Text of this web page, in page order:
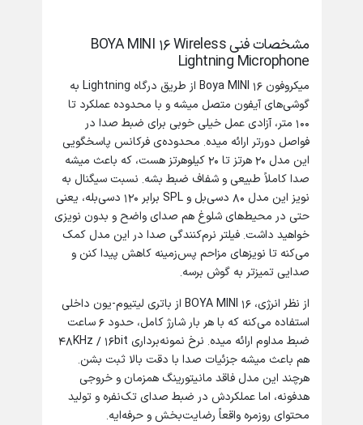
مشخصات فنی BOYA MINI 16 Wireless
Lightning Microphone
میکروفون Boya MINI 16 از طریق درگاه Lightning به
گوشی‌های آیفون متصل میشه و با محدوده عملکرد تا
۱۰۰ متر، آزادی عمل خیلی خوبی برای ضبط صدا در
فواصل دورتر ارائه میده. محدوده‌ی فرکانس پاسخگویی
این مدل ۲۰ هرتز تا ۲۰ کیلوهرتز هست، که باعث میشه
صدا کاملاً طبیعی و شفاف ضبط بشه. نسبت سیگنال به
نویز این مدل ۸۰ دسی‌بل و SPL برابر ۱۲۰ دسی‌بله، یعنی
حتی در محیط‌های شلوغ هم صدای واضح و بدون نویزی
خواهید داشت. فیلتر نرم‌کنندگی صدا در این مدل کمک
می‌کنه تا نویزهای مزاحم پس‌زمینه کاهش پیدا کنن و
صدایی تمیزتر به گوش برسه.
از نظر انرژی، BOYA MINI 16 از باتری لیتیوم-یون داخلی
استفاده می‌کنه که با هر بار شارژ کامل، حدود ۶ ساعت
ضبط مداوم ارائه میده. نرخ نمونه‌برداری 48KHz / 16bit
هم باعث میشه جزئیات صدا با دقت بالا ثبت بشن.
هرچند این مدل فاقد مانیتورینگ همزمان و خروجی
هدفونه، اما عملکردش در ضبط صدای تک‌نفره و تولید
محتوای روزمره واقعاً رضایت‌بخش و حرفه‌ایه.